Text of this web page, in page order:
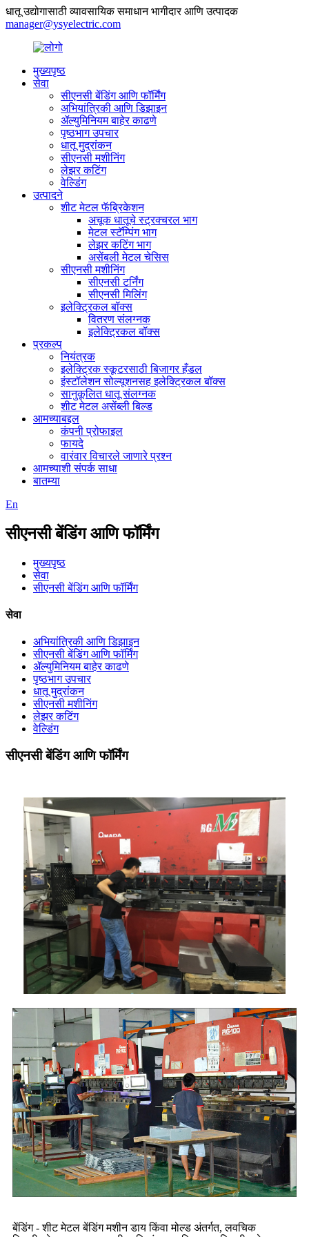
धातू उद्योगासाठी व्यावसायिक समाधान भागीदार आणि उत्पादक
manager@ysyelectric.com
मुख्यपृष्ठ
सेवा
सीएनसी बेंडिंग आणि फॉर्मिंग
अभियांत्रिकी आणि डिझाइन
ॲल्युमिनियम बाहेर काढणे
पृष्ठभाग उपचार
धातू मुद्रांकन
सीएनसी मशीनिंग
लेझर कटिंग
वेल्डिंग
उत्पादने
शीट मेटल फॅब्रिकेशन
अचूक धातूचे स्ट्रक्चरल भाग
मेटल स्टॅम्पिंग भाग
लेझर कटिंग भाग
असेंबली मेटल चेसिस
सीएनसी मशीनिंग
सीएनसी टर्निंग
सीएनसी मिलिंग
इलेक्ट्रिकल बॉक्स
वितरण संलग्नक
इलेक्ट्रिकल बॉक्स
प्रकल्प
नियंत्रक
इलेक्ट्रिक स्कूटरसाठी बिजागर हँडल
इंस्टॉलेशन सोल्यूशनसह इलेक्ट्रिकल बॉक्स
सानुकूलित धातू संलग्नक
शीट मेटल असेंब्ली बिल्ड
आमच्याबद्दल
कंपनी प्रोफाइल
फायदे
वारंवार विचारले जाणारे प्रश्न
आमच्याशी संपर्क साधा
बातम्या
En
सीएनसी बेंडिंग आणि फॉर्मिंग
मुख्यपृष्ठ
सेवा
सीएनसी बेंडिंग आणि फॉर्मिंग
सेवा
अभियांत्रिकी आणि डिझाइन
सीएनसी बेंडिंग आणि फॉर्मिंग
ॲल्युमिनियम बाहेर काढणे
पृष्ठभाग उपचार
धातू मुद्रांकन
सीएनसी मशीनिंग
लेझर कटिंग
वेल्डिंग
सीएनसी बेंडिंग आणि फॉर्मिंग
बेंडिंग - शीट मेटल बेंडिंग मशीन डाय किंवा मोल्ड अंतर्गत, लवचिक